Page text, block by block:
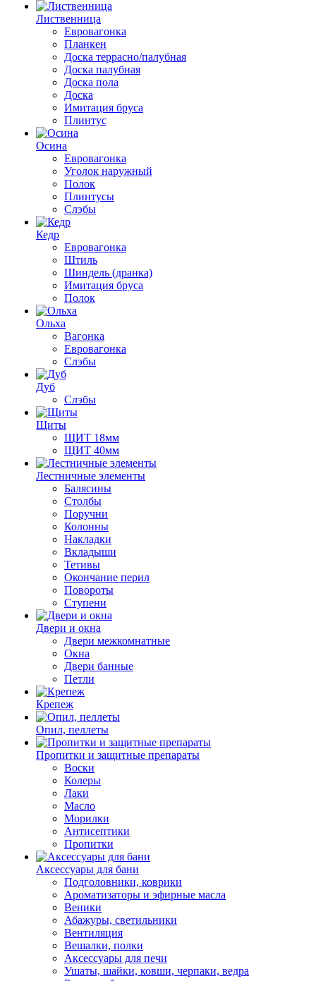
Лиственница
Евровагонка
Планкен
Доска террасно/палубная
Доска палубная
Доска пола
Доска
Имитация бруса
Плинтус
Осина
Евровагонка
Уголок наружный
Полок
Плинтусы
Слэбы
Кедр
Евровагонка
Штиль
Шиндель (дранка)
Имитация бруса
Полок
Ольха
Вагонка
Евровагонка
Слэбы
Дуб
Слэбы
Щиты
ЩИТ 18мм
ЩИТ 40мм
Лестничные элементы
Балясины
Столбы
Поручни
Колонны
Накладки
Вкладыши
Тетивы
Окончание перил
Повороты
Ступени
Двери и окна
Двери межкомнатные
Окна
Двери банные
Петли
Крепеж
Опил, пеллеты
Пропитки и защитные препараты
Воски
Колеры
Лаки
Масло
Морилки
Антисептики
Пропитки
Аксессуары для бани
Подголовники, коврики
Ароматизаторы и эфирные масла
Веники
Абажуры, светильники
Вентиляция
Вешалки, полки
Аксессуары для печи
Ушаты, шайки, ковши, черпаки, ведра